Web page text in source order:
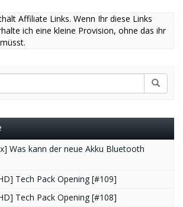
Affiliate Links. Wenn Ihr diese Links
ich eine kleine Provision, ohne das ihr
Was kann der neue Akku Bluetooth
Tech Pack Opening [#109]
Tech Pack Opening [#108]